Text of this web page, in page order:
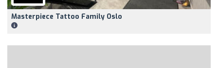
Masterpiece Tattoo Family Oslo